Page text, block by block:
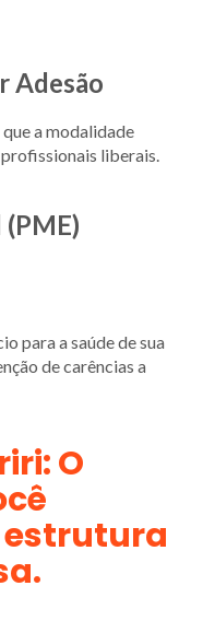
Adesão
a modalidade
liberais.
para a saúde de sua
de carências a
O
estrutura